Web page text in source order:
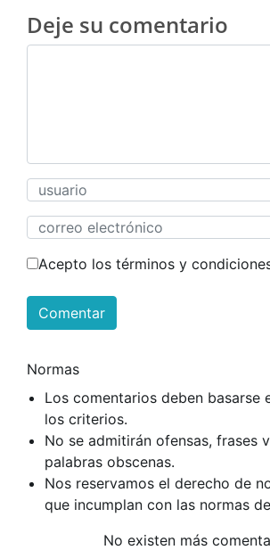
Deje su comentario
Acepto los términos y
Comentar
Normas
Los comentarios deben basarse
los criterios.
No se admitirán ofensas, frases
palabras obscenas.
Nos reservamos el derecho de
que incumplan con las normas
No existen más